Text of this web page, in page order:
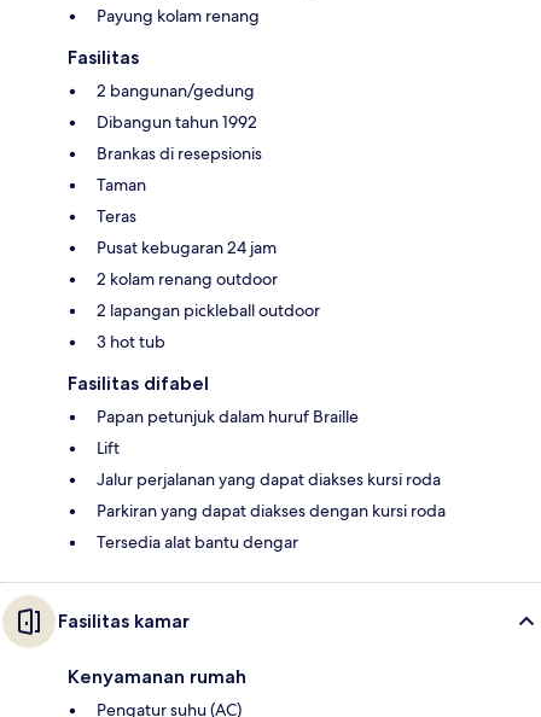
Payung kolam renang
Fasilitas
2 bangunan/gedung
Dibangun tahun 1992
Brankas di resepsionis
Taman
Teras
Pusat kebugaran 24 jam
2 kolam renang outdoor
2 lapangan pickleball outdoor
3 hot tub
Fasilitas difabel
Papan petunjuk dalam huruf Braille
Lift
Jalur perjalanan yang dapat diakses kursi roda
Parkiran yang dapat diakses dengan kursi roda
Tersedia alat bantu dengar
Fasilitas kamar
Kenyamanan rumah
Pengatur suhu (AC)